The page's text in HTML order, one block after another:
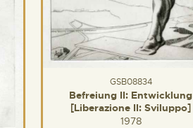
GSB08834
Befreiung II: Entwicklung
[Liberazione II: Sviluppo]
1978